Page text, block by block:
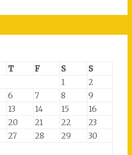
T F S
S
1
2
6 7 8
9
13 14 15
16
20 21 22
23
27 28 29
30